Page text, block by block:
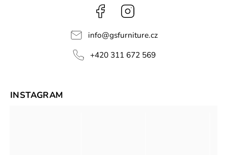
Facebook
info@gsfurniture.cz
+420 311 672 569
INSTAGRAM